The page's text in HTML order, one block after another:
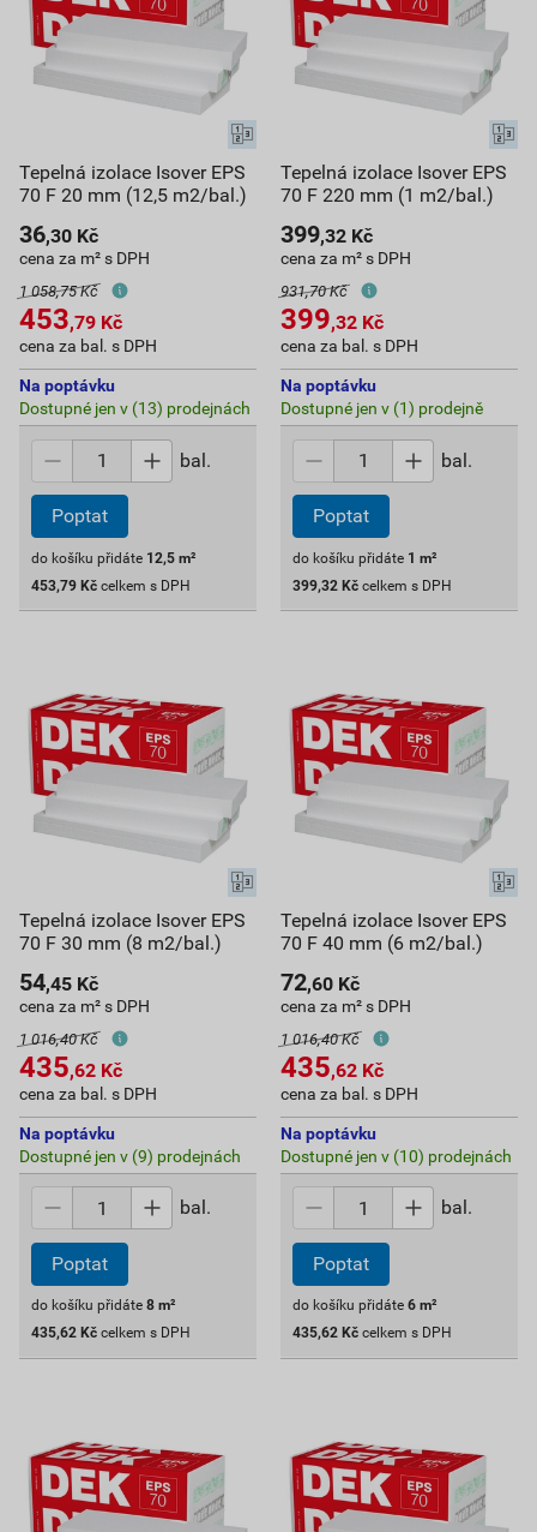
Tepelná izolace Isover EPS
70 F 20 mm (12,5 m2/bal.)
36,30 Kč
cena za m² s DPH
1 058,75 Kč
453,79 Kč
cena za bal. s DPH
Na poptávku
Dostupné jen v (13) prodejnách
bal.
Poptat
do košíku přidáte 12,5 m²
453,79 Kč celkem s DPH
Tepelná izolace Isover EPS
70 F 220 mm (1 m2/bal.)
399,32 Kč
cena za m² s DPH
931,70 Kč
399,32 Kč
cena za bal. s DPH
Na poptávku
Dostupné jen v (1) prodejně
bal.
Poptat
do košíku přidáte 1 m²
399,32 Kč celkem s DPH
Tepelná izolace Isover EPS
70 F 30 mm (8 m2/bal.)
54,45 Kč
cena za m² s DPH
1 016,40 Kč
435,62 Kč
cena za bal. s DPH
Na poptávku
Dostupné jen v (9) prodejnách
bal.
Poptat
do košíku přidáte 8 m²
435,62 Kč celkem s DPH
Tepelná izolace Isover EPS
70 F 40 mm (6 m2/bal.)
72,60 Kč
cena za m² s DPH
1 016,40 Kč
435,62 Kč
cena za bal. s DPH
Na poptávku
Dostupné jen v (10) prodejnách
bal.
Poptat
do košíku přidáte 6 m²
435,62 Kč celkem s DPH